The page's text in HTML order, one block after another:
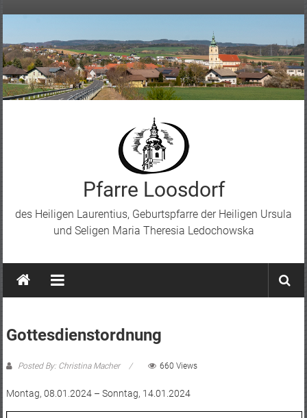
Pfarre Loosdorf
des Heiligen Laurentius, Geburtspfarre der Heiligen Ursula
und Seligen Maria Theresia Ledochowska
Gottesdienstordnung
Posted By: Christina Macher 660 Views
Montag, 08.01.2024 – Sonntag, 14.01.2024